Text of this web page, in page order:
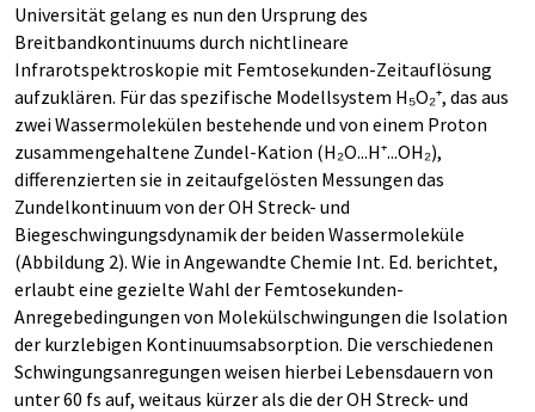
Universität gelang es nun den Ursprung des
Breitbandkontinuums durch nichtlineare
Infrarotspektroskopie mit Femtosekunden-Zeitauflösung
aufzuklären. Für das spezifische Modellsystem H₅O₂⁺, das aus
zwei Wassermolekülen bestehende und von einem Proton
zusammengehaltene Zundel-Kation (H₂O...H⁺...OH₂),
differenzierten sie in zeitaufgelösten Messungen das
Zundelkontinuum von der OH Streck- und
Biegeschwingungsdynamik der beiden Wassermoleküle
(Abbildung 2). Wie in Angewandte Chemie Int. Ed. berichtet,
erlaubt eine gezielte Wahl der Femtosekunden-
Anregebedingungen von Molekülschwingungen die Isolation
der kurzlebigen Kontinuumsabsorption. Die verschiedenen
Schwingungsanregungen weisen hierbei Lebensdauern von
unter 60 fs auf, weitaus kürzer als die der OH Streck- und